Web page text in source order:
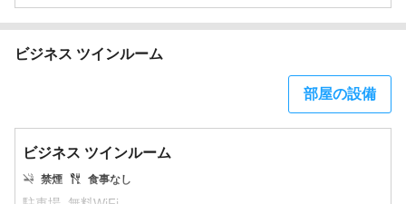
ビジネス ツインルーム
部屋の設備
ビジネス ツインルーム
禁煙 食事なし